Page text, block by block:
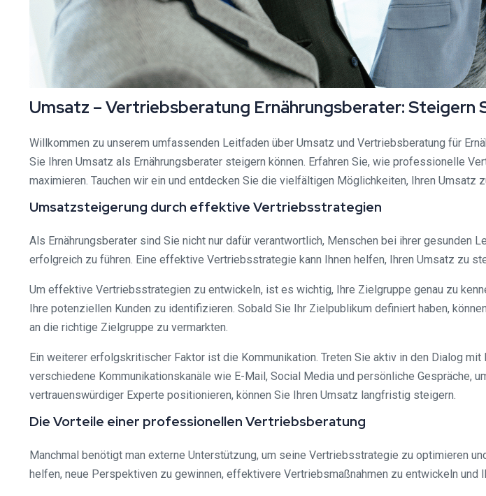
Umsatz – Vertriebsberatung Ernährungsberater: Steigern
Willkommen zu unserem umfassenden Leitfaden über Umsatz und Vertriebsberatung für
Sie Ihren Umsatz als Ernährungsberater steigern können. Erfahren Sie, wie professionelle
maximieren. Tauchen wir ein und entdecken Sie die vielfältigen Möglichkeiten, Ihren Umsatz
Umsatzsteigerung durch effektive Vertriebsstrategien
Als Ernährungsberater sind Sie nicht nur dafür verantwortlich, Menschen bei ihrer gesunden
erfolgreich zu führen. Eine effektive Vertriebsstrategie kann Ihnen helfen, Ihren Umsatz zu
Um effektive Vertriebsstrategien zu entwickeln, ist es wichtig, Ihre Zielgruppe genau zu
Ihre potenziellen Kunden zu identifizieren. Sobald Sie Ihr Zielpublikum definiert haben,
an die richtige Zielgruppe zu vermarkten.
Ein weiterer erfolgskritischer Faktor ist die Kommunikation. Treten Sie aktiv in den Dialog
verschiedene Kommunikationskanäle wie E-Mail, Social Media und persönliche Gespräche,
vertrauenswürdiger Experte positionieren, können Sie Ihren Umsatz langfristig steigern.
Die Vorteile einer professionellen Vertriebsberatung
Manchmal benötigt man externe Unterstützung, um seine Vertriebsstrategie zu optimieren
helfen, neue Perspektiven zu gewinnen, effektivere Vertriebsmaßnahmen zu entwickeln und